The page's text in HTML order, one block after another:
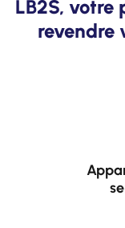
LB2S,
revendre